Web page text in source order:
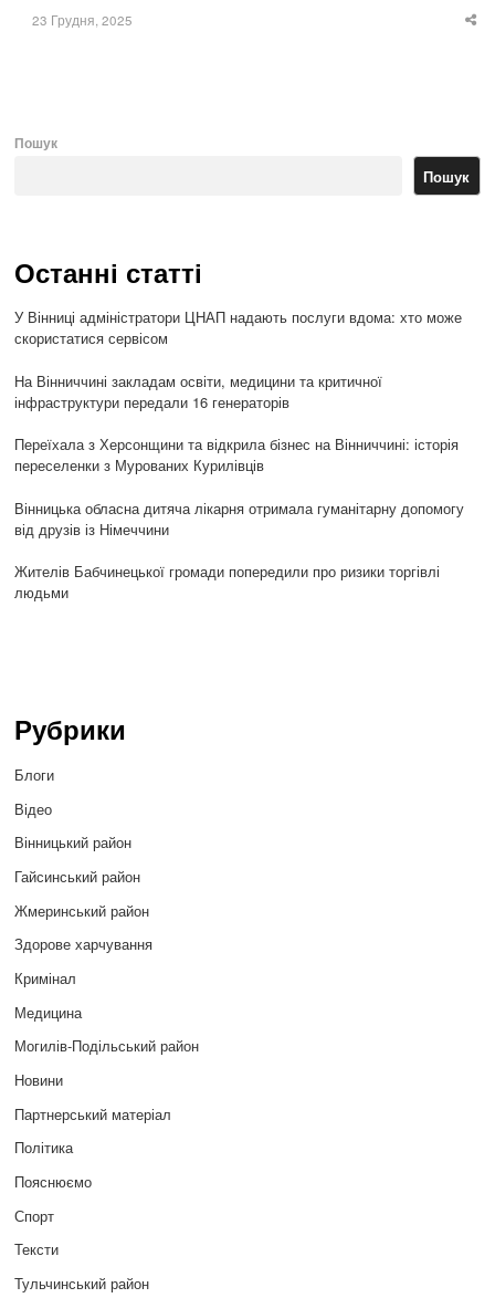
23 Грудня, 2025
Пошук
Пошук
Останні статті
У Вінниці адміністратори ЦНАП надають послуги вдома: хто може
скористатися сервісом
На Вінниччині закладам освіти, медицини та критичної
інфраструктури передали 16 генераторів
Переїхала з Херсонщини та відкрила бізнес на Вінниччині: історія
переселенки з Мурованих Курилівців
Вінницька обласна дитяча лікарня отримала гуманітарну допомогу
від друзів із Німеччини
Жителів Бабчинецької громади попередили про ризики торгівлі
людьми
Рубрики
Блоги
Відео
Вінницький район
Гайсинський район
Жмеринський район
Здорове харчування
Кримінал
Медицина
Могилів-Подільський район
Новини
Партнерський матеріал
Політика
Пояснюємо
Спорт
Тексти
Тульчинський район